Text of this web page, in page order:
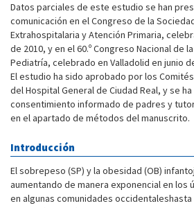
Datos parciales de este estudio se han
comunicación en el Congreso de la
Extrahospitalaria y Atención Primaria,
de 2010, y en el 60.º Congreso Nacional de
Pediatría, celebrado en Valladolid en junio
El estudio ha sido aprobado por los
del Hospital General de Ciudad Real, y se
consentimiento informado de padres y
en el apartado de métodos del manuscrito.
Introducción
El sobrepeso (SP) y la obesidad (OB)
aumentando de manera exponencial en los
en algunas comunidades